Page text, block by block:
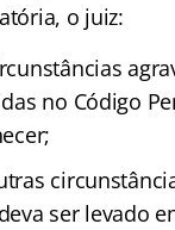
o juiz:
no Código
ser levado